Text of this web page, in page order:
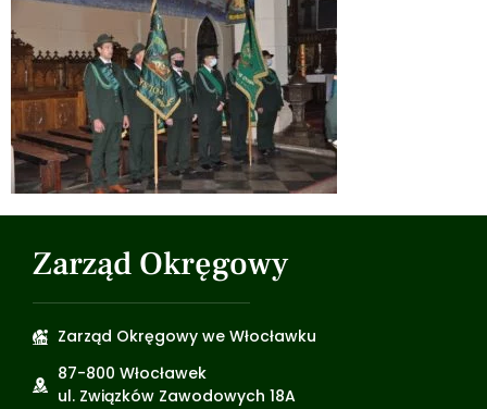
Zarząd Okręgowy
Zarząd Okręgowy we Włocławku
87-800 Włocławek
ul. Związków Zawodowych 18A